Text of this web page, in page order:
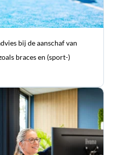
bij de aanschaf van
braces en (sport-)